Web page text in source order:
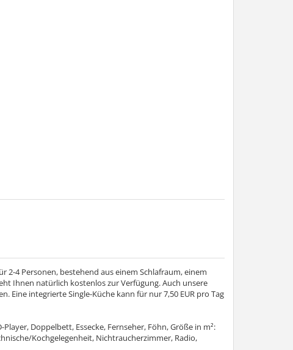
2-4 Personen, bestehend aus einem Schlafraum, einem
Ihnen natürlich kostenlos zur Verfügung. Auch unsere
Eine integrierte Single-Küche kann für nur 7,50 EUR pro Tag
Doppelbett, Essecke, Fernseher, Föhn, Größe in m²:
Kochgelegenheit, Nichtraucherzimmer, Radio,